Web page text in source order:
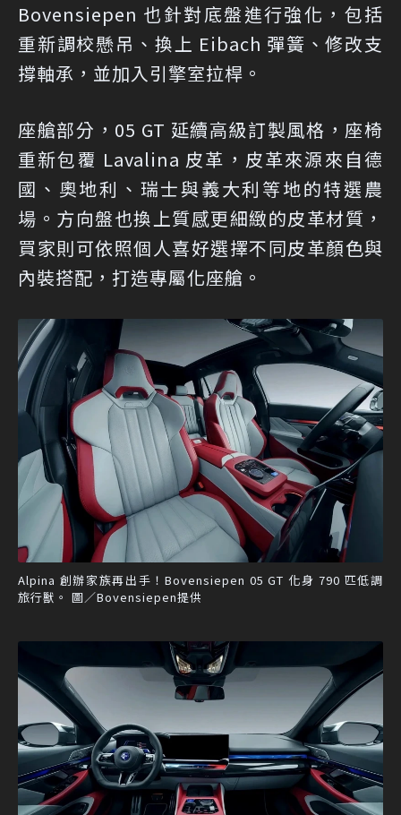
Bovensiepen 也針對底盤進行強化，包括
重新調校懸吊、換上 Eibach 彈簧、修改支
撐軸承，並加入引擎室拉桿。
座艙部分，05 GT 延續高級訂製風格，座椅
重新包覆 Lavalina 皮革，皮革來源來自德
國、奧地利、瑞士與義大利等地的特選農
場。方向盤也換上質感更細緻的皮革材質，
買家則可依照個人喜好選擇不同皮革顏色與
內裝搭配，打造專屬化座艙。
Alpina 創辦家族再出手！Bovensiepen 05 GT 化身 790 匹低調
旅行獸。 圖／Bovensiepen提供